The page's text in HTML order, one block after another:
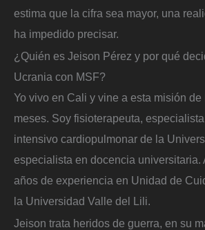
estima que la cifra sea mayor, una
ha impedido precisar.
¿Quién es Jeison Pérez y por qué
Ucrania con MSF?
Yo vivo en Cali y vine a esta misión
meses. Soy fisioterapeuta,
intensivo cardiopulmonar de la
especialista en docencia universitaria.
años de experiencia en Unidad de
la Universidad Valle del Lili.
Jeison trata heridos de guerra, en su